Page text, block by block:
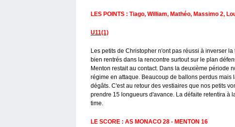
LES POINTS : Tiago, William, Mathéo, Massimo 2,
U11(1)
Les petits de Christopher n'ont pas réussi à inverser
bien rentrés dans la rencontre surtout sur le plan
Menton restait au contact. Dans la deuxième période
régime en attaque. Beaucoup de ballons perdus
dégâts. C'est au retour des vestiaires que nos petits
prendre 15 longueurs d'avance. La défaite retentira à
time.
LE SCORE : AS MONACO 28 - MENTON 16